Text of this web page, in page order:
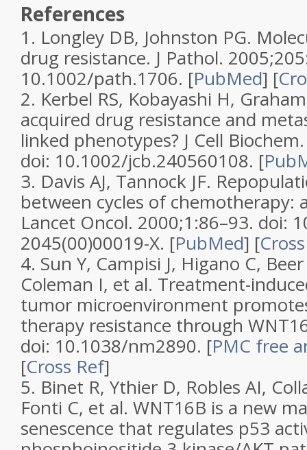
References
1. Longley DB, Johnston PG.
drug resistance. J Pathol. 2005;205
10.1002/path.1706. [PubMed] [
2. Kerbel RS, Kobayashi H,
acquired drug resistance and
linked phenotypes? J Cell
doi: 10.1002/jcb.240560108. [
3. Davis AJ, Tannock JF.
between cycles of chemotherapy:
Lancet Oncol. 2000;1:86–93. doi:
2045(00)00019-X. [PubMed] [
4. Sun Y, Campisi J, Higano C,
Coleman I, et al. Treatment-
tumor microenvironment
therapy resistance through
doi: 10.1038/nm2890. [PMC free
[Cross Ref]
5. Binet R, Ythier D, Robles AI,
Fonti C, et al. WNT16B is a new
senescence that regulates p53